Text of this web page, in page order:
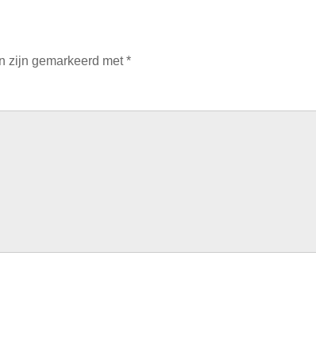
zijn gemarkeerd met*